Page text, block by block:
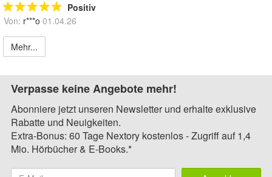
Positiv
Von: r***o 01.04.26
Mehr...
Verpasse keine Angebote mehr!
Abonniere jetzt unseren Newsletter und erhalte exklusive
Rabatte und Neuigkeiten.
Extra-Bonus: 60 Tage Nextory kostenlos - Zugriff auf 1,4
Mio. Hörbücher & E-Books.*